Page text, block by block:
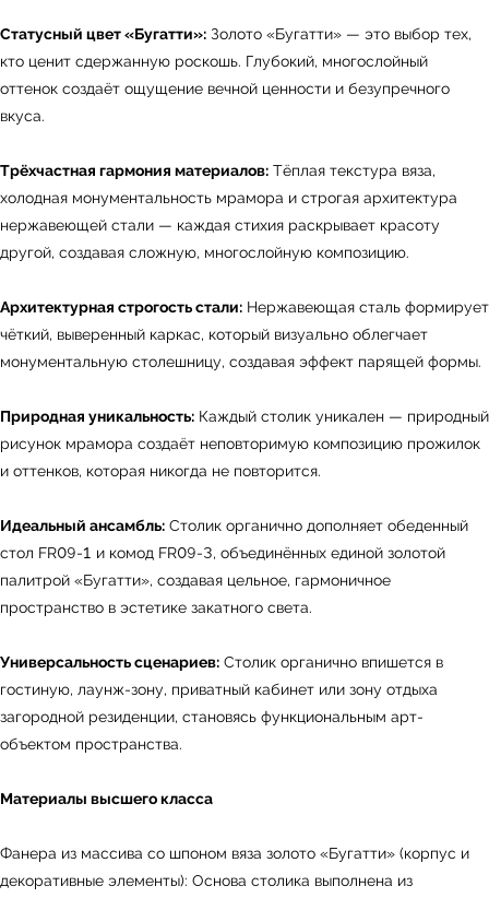
Статусный цвет «Бугатти»: Золото «Бугатти» — это выбор тех,
кто ценит сдержанную роскошь. Глубокий, многослойный
оттенок создаёт ощущение вечной ценности и безупречного
вкуса.
Трёхчастная гармония материалов: Тёплая текстура вяза,
холодная монументальность мрамора и строгая архитектура
нержавеющей стали — каждая стихия раскрывает красоту
другой, создавая сложную, многослойную композицию.
Архитектурная строгость стали: Нержавеющая сталь формирует
чёткий, выверенный каркас, который визуально облегчает
монументальную столешницу, создавая эффект парящей формы.
Природная уникальность: Каждый столик уникален — природный
рисунок мрамора создаёт неповторимую композицию прожилок
и оттенков, которая никогда не повторится.
Идеальный ансамбль: Столик органично дополняет обеденный
стол FR09-1 и комод FR09-3, объединённых единой золотой
палитрой «Бугатти», создавая цельное, гармоничное
пространство в эстетике закатного света.
Универсальность сценариев: Столик органично впишется в
гостиную, лаунж-зону, приватный кабинет или зону отдыха
загородной резиденции, становясь функциональным арт-
объектом пространства.
Материалы высшего класса
Фанера из массива со шпоном вяза золото «Бугатти» (корпус и
декоративные элементы): Основа столика выполнена из